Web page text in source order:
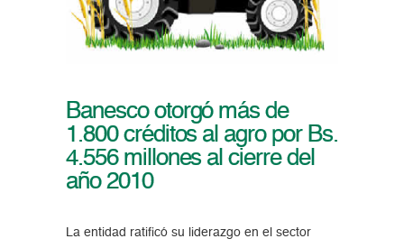
Banesco otorgó más de
1.800 créditos al agro por Bs.
4.556 millones al cierre del
año 2010
La entidad ratificó su liderazgo en el sector